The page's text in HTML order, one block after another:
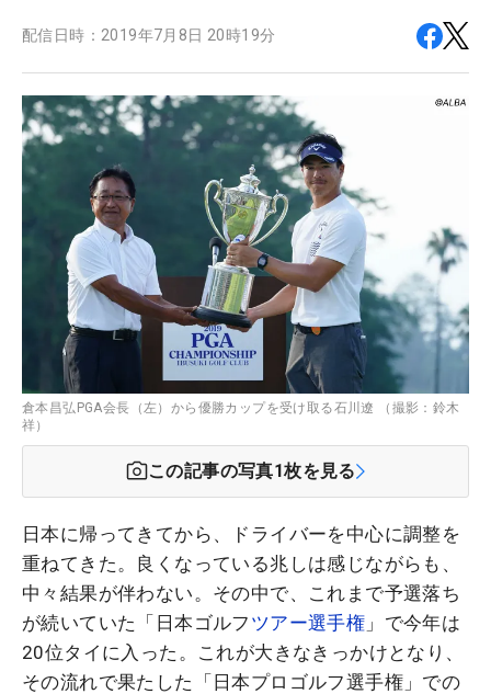
配信日時： 2019年7月8日 20時19分
倉本昌弘PGA会長（左）から優勝カップを受け取る石川遼 （撮影：鈴木
祥）
この記事の写真1枚を見る
日本に帰ってきてから、ドライバーを中心に調整を
重ねてきた。良くなっている兆しは感じながらも、
中々結果が伴わない。その中で、これまで予選落ち
が続いていた「日本ゴルフ ツアー選手権 」で今年は
20位タイに入った。これが大きなきっかけとなり、
その流れで果たした「日本プロゴルフ選手権」での